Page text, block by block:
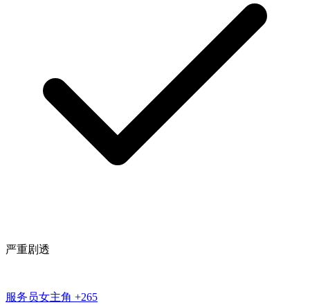
严重剧透
服务员女主角 +265